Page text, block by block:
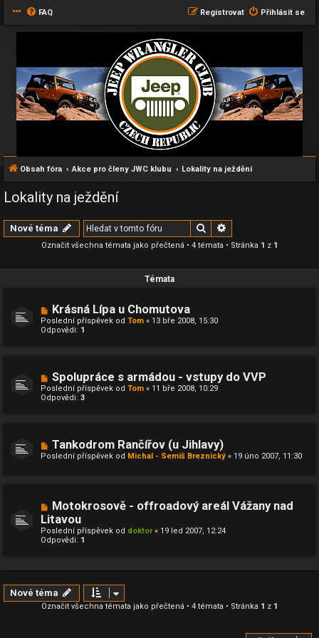
FAQ Přihlásit se
Registrovat
Obsah fóra Akce pro členy JWC klubu Lokality na ježdění
Lokality na ježdění
Nové téma Hledat
Označit všechna témata jako přečtená • 4 témata • Stránka 1 z 1
Témata
Krásná Lípa u Chomutova
Poslední příspěvek od Tom « 13 bře 2008, 15:30
Odpovědi: 1
Spolupráce s armádou - vstupy do VVP
Poslední příspěvek od Tom « 11 bře 2008, 10:29
Odpovědi: 3
Tankodrom Rančířov (u Jihlavy)
Poslední příspěvek od Michal - Semiš Breznický « 19 úno 2007, 11:30
Motokrosově - offroadový areál Vážany nad
Litavou
Poslední příspěvek od doktor« 19 led 2007, 12:24
Odpovědi: 1
Nové téma
Označit všechna témata jako přečtená • 4 témata • Stránka 1 z 1